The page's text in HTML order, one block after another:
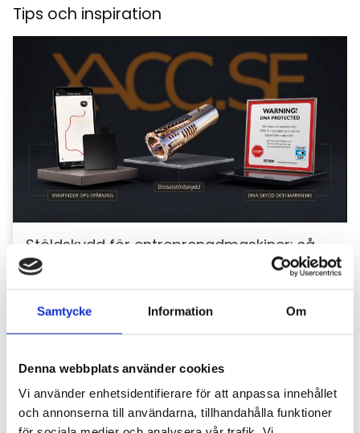
Samtycke Information Om
Denna webbplats använder cookies
Vi använder enhetsidentifierare för att anpassa innehållet
och annonserna till användarna, tillhandahålla funktioner
Tips och inspiration
Stöldskydd för entreprenadmaskiner: så
skyddar du din maskin och utrustning
För entreprenörer är maskinerna hjärtat i
verksamheten. Därför är det viktigt att skydda dem
mot stölder och skador som kan orsaka kostsamma
avbrott....